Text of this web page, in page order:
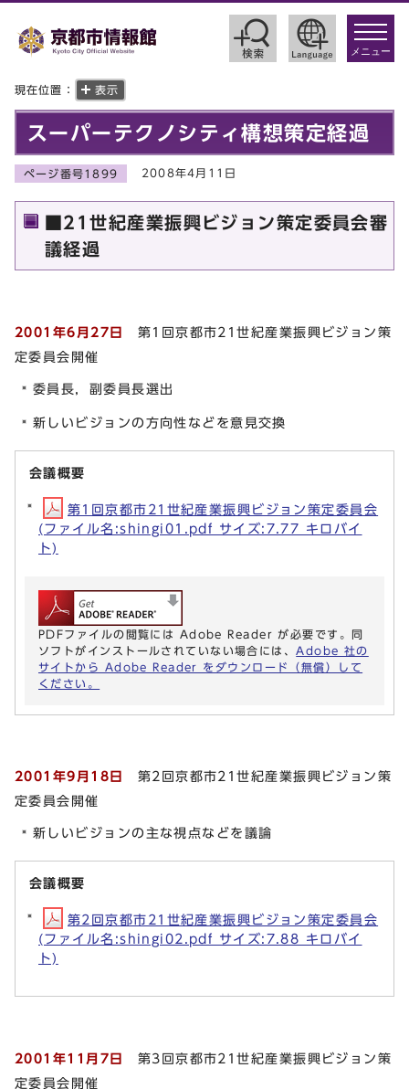
toggle
メニュー
現在位置： 表示
スーパーテクノシティ構想策定経過
ページ番号1899 2008年4月11日
■21世紀産業振興ビジョン策定委員会審
議経過
2001年6月27日 第1回京都市21世紀産業振興ビジョン策
定委員会開催
委員長，副委員長選出
新しいビジョンの方向性などを意見交換
会議概要
第1回京都市21世紀産業振興ビジョン策定委員会
(ファイル名:shingi01.pdf サイズ:7.77 キロバイ
ト)
PDFファイルの閲覧には Adobe Reader が必要です。同
ソフトがインストールされていない場合には、 Adobe 社の
サイトから Adobe Reader をダウンロード（無償）して
ください。
2001年9月18日 第2回京都市21世紀産業振興ビジョン策
定委員会開催
新しいビジョンの主な視点などを議論
会議概要
第2回京都市21世紀産業振興ビジョン策定委員会
(ファイル名:shingi02.pdf サイズ:7.88 キロバイ
ト)
2001年11月7日 第3回京都市21世紀産業振興ビジョン策
定委員会開催